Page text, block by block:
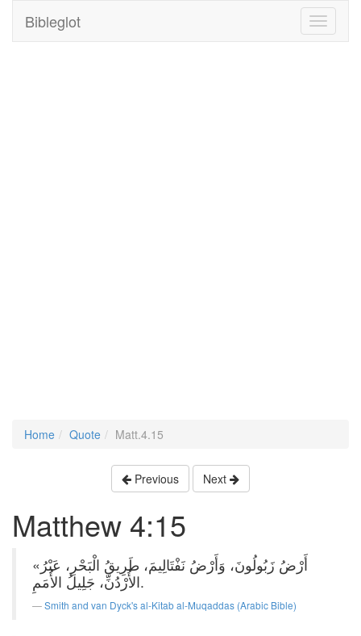
Toggle
Bibleglot
Home Quote Matt.4.15
Previous Next
Matthew 4:15
«أَرْضُ زَبُولُونَ، وَأَرْضُ نَفْتَالِيمَ، طَرِيقُ الْبَحْرِ، عَبْرُ
الأُرْدُنِّ، جَلِيلُ الأُمَمِ.
Smith and van Dyck's al-Kitab al-Muqaddas (Arabic Bible)